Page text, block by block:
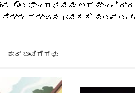
ಸೌಲಭ್ಯಗಳನ್ನು
ನಿಮ್ಮ ಗಮ್ಯಸ್ಥಾನಕ್ಕೆ ತಲುಪಲು
ಕಾರ್ ಬಾಡಿಗೆಗಳು